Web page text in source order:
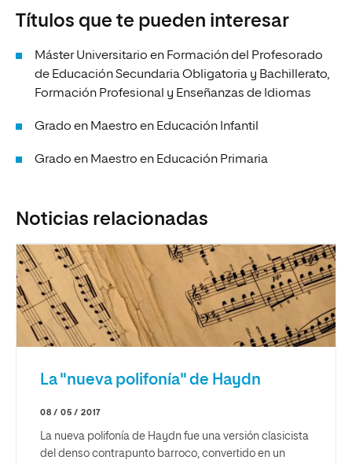
Títulos que te pueden interesar
Máster Universitario en Formación del Profesorado
de Educación Secundaria Obligatoria y Bachillerato,
Formación Profesional y Enseñanzas de Idiomas
Grado en Maestro en Educación Infantil
Grado en Maestro en Educación Primaria
Noticias relacionadas
La "nueva polifonía" de Haydn
08 / 05 / 2017
La nueva polifonía de Haydn fue una versión clasicista
del denso contrapunto barroco, convertido en un